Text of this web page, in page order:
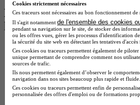
Les intitulés de diplôme
les plus recherchés
BTS Esf en alternance
BTS Dietetique en alternance
BTS Mco en alternance
BTS Pi en alternance
BTS Sp3s en alternance
Master CCA en alternance
Cookies strictement nécessaires
Ces traceurs sont nécessaires au bon fonctionnement de
Il s'agit notamment de l'ensemble des cookies
pendant sa navigation sur le site, de stocker des
ou les offres vues, gérer les processus d'identification
la sécurité du site web en détectant les tentatives
Ces cookies ou traceurs permettent également de
unique permettant de comprendre comment nos
sources de trafic.
Ils nous permettent également d’observer le
navigation dans nos sites beaucoup plus rapide et fluide.
Ces cookies ou traceurs permettent enfin de
personnalisée des offres d'emploi ou de formations